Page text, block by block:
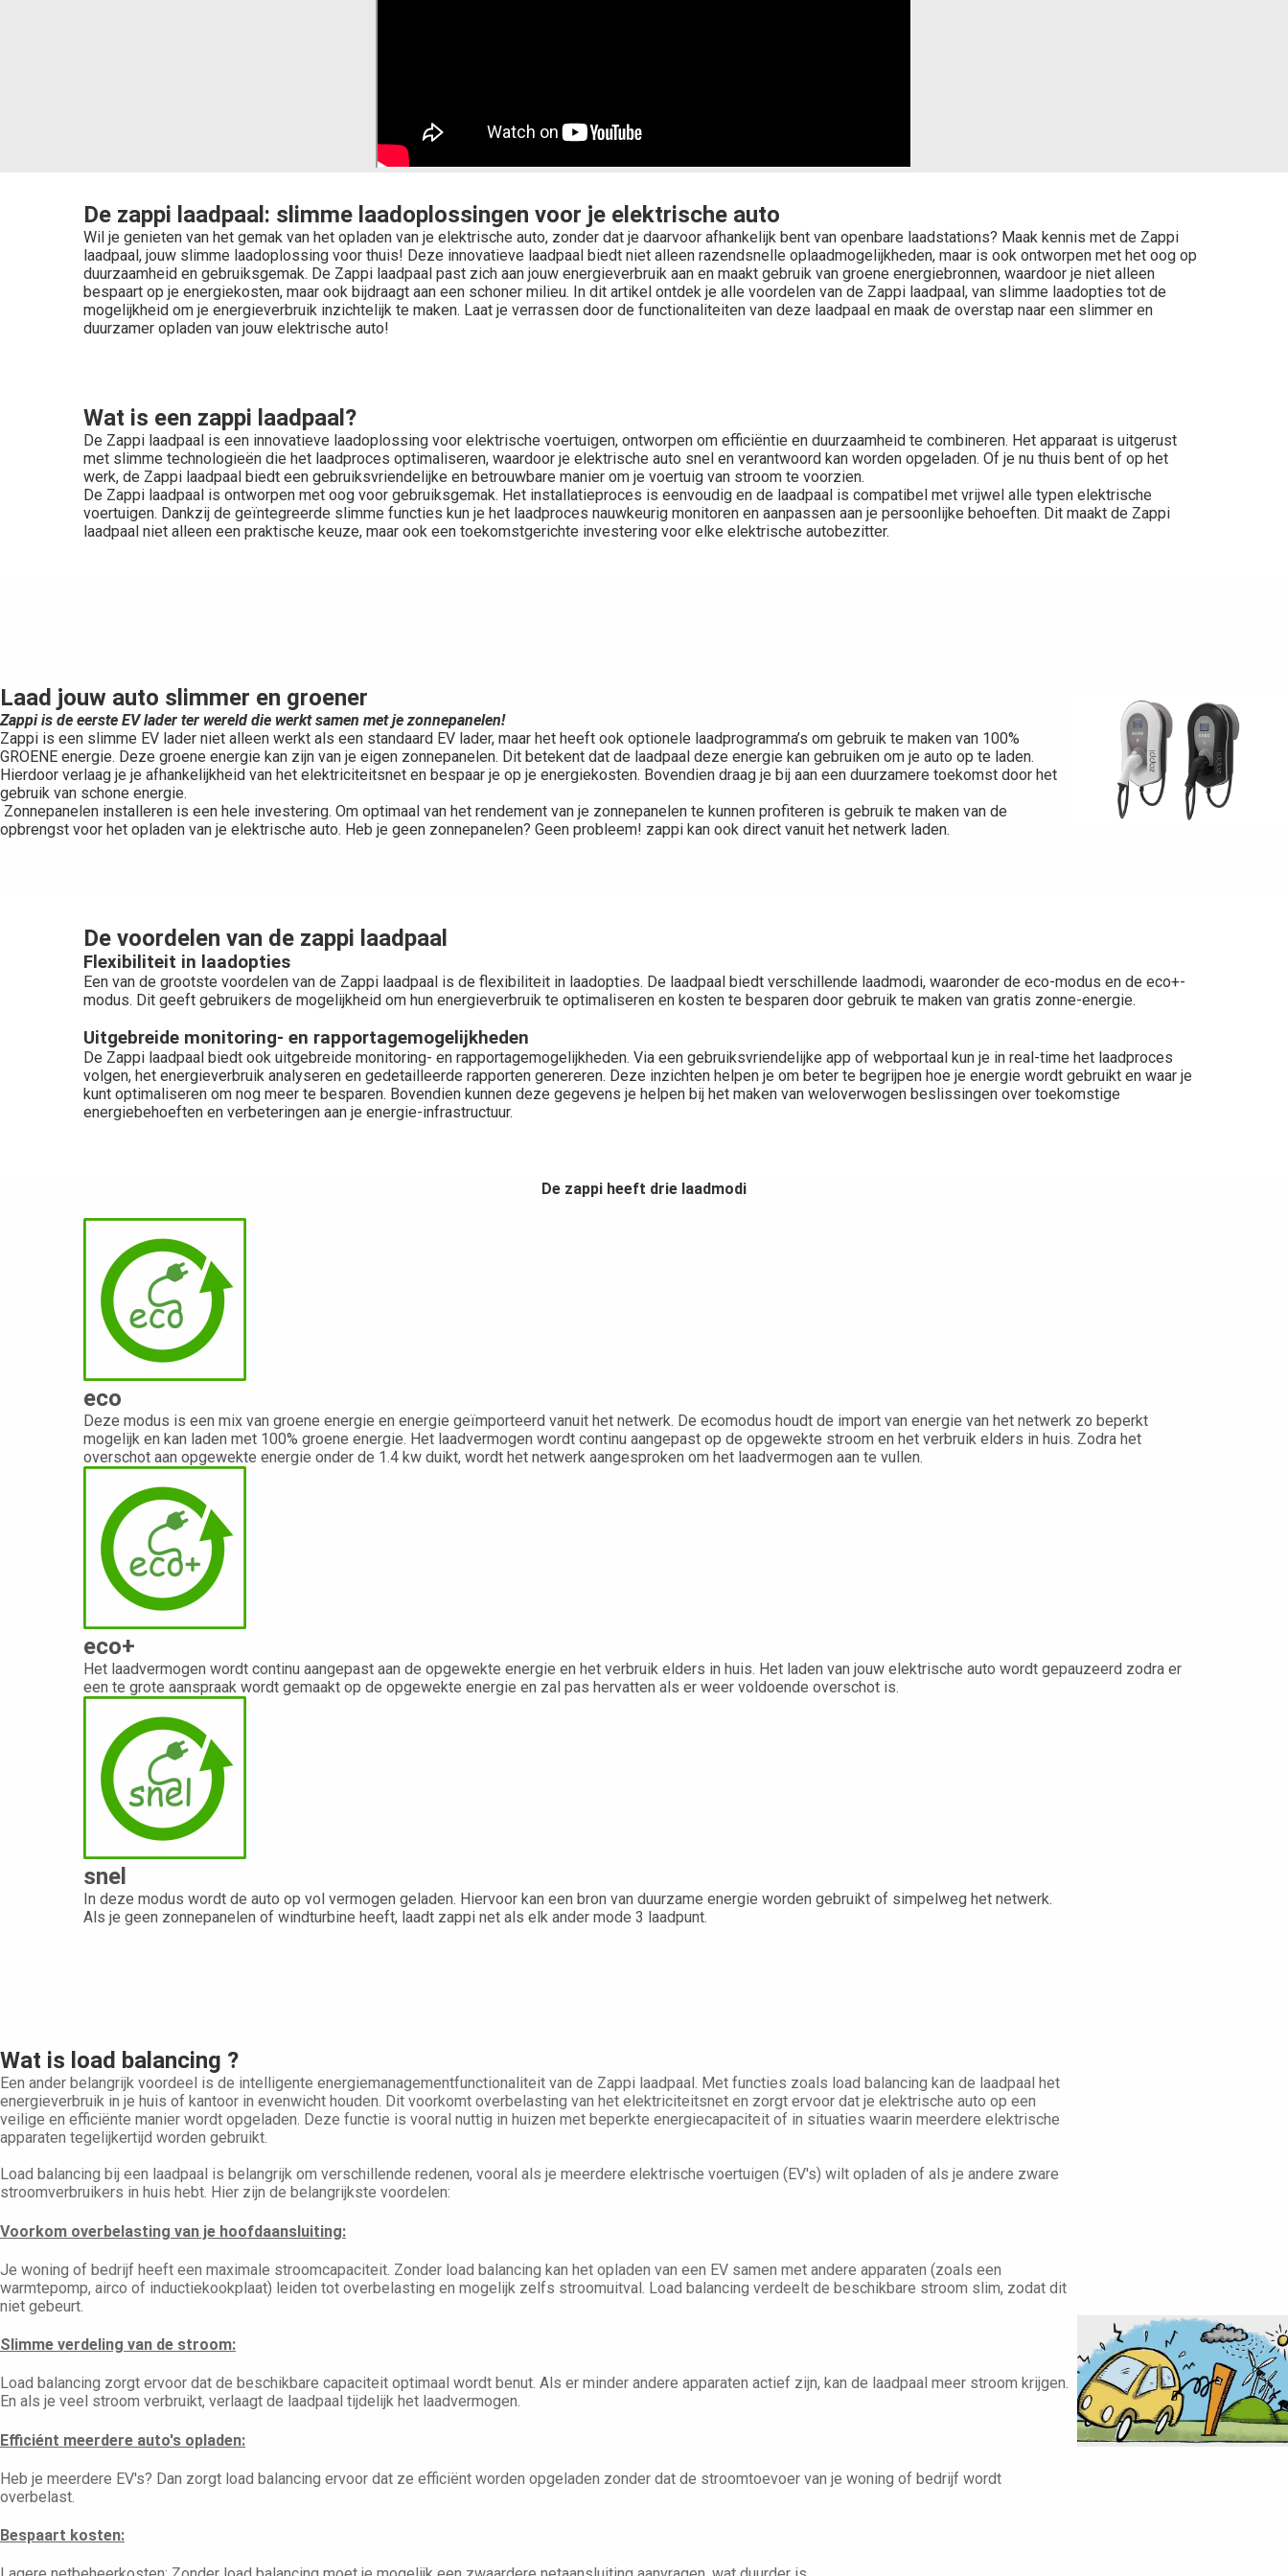
De zappi laadpaal: slimme laadoplossingen voor je elektrische auto
Wil je genieten van het gemak van het opladen van je elektrische auto, zonder dat je daarvoor afhankelijk bent van openbare laadstations? Maak kennis met de Zappi
laadpaal, jouw slimme laadoplossing voor thuis! Deze innovatieve laadpaal biedt niet alleen razendsnelle oplaadmogelijkheden, maar is ook ontworpen met het oog op
duurzaamheid en gebruiksgemak. De Zappi laadpaal past zich aan jouw energieverbruik aan en maakt gebruik van groene energiebronnen, waardoor je niet alleen
bespaart op je energiekosten, maar ook bijdraagt aan een schoner milieu. In dit artikel ontdek je alle voordelen van de Zappi laadpaal, van slimme laadopties tot de
mogelijkheid om je energieverbruik inzichtelijk te maken. Laat je verrassen door de functionaliteiten van deze laadpaal en maak de overstap naar een slimmer en
duurzamer opladen van jouw elektrische auto!
Wat is een zappi laadpaal?
De Zappi laadpaal is een innovatieve laadoplossing voor elektrische voertuigen, ontworpen om efficiëntie en duurzaamheid te combineren. Het apparaat is uitgerust
met slimme technologieën die het laadproces optimaliseren, waardoor je elektrische auto snel en verantwoord kan worden opgeladen. Of je nu thuis bent of op het
werk, de Zappi laadpaal biedt een gebruiksvriendelijke en betrouwbare manier om je voertuig van stroom te voorzien.
De Zappi laadpaal is ontworpen met oog voor gebruiksgemak. Het installatieproces is eenvoudig en de laadpaal is compatibel met vrijwel alle typen elektrische
voertuigen. Dankzij de geïntegreerde slimme functies kun je het laadproces nauwkeurig monitoren en aanpassen aan je persoonlijke behoeften. Dit maakt de Zappi
laadpaal niet alleen een praktische keuze, maar ook een toekomstgerichte investering voor elke elektrische autobezitter.
Laad jouw auto slimmer en groener
Zappi is de eerste EV lader ter wereld die werkt samen met je zonnepanelen!
Zappi is een slimme EV lader niet alleen werkt als een standaard EV lader, maar het heeft ook optionele laadprogramma’s om gebruik te maken van 100%
GROENE energie. Deze groene energie kan zijn van je eigen zonnepanelen. Dit betekent dat de laadpaal deze energie kan gebruiken om je auto op te laden.
Hierdoor verlaag je je afhankelijkheid van het elektriciteitsnet en bespaar je op je energiekosten. Bovendien draag je bij aan een duurzamere toekomst door het
gebruik van schone energie.
Zonnepanelen installeren is een hele investering. Om optimaal van het rendement van je zonnepanelen te kunnen profiteren is gebruik te maken van de
opbrengst voor het opladen van je elektrische auto. Heb je geen zonnepanelen? Geen probleem! zappi kan ook direct vanuit het netwerk laden.
De voordelen van de zappi laadpaal
Flexibiliteit in laadopties
Een van de grootste voordelen van de Zappi laadpaal is de flexibiliteit in laadopties. De laadpaal biedt verschillende laadmodi, waaronder de eco-modus en de eco+-
modus. Dit geeft gebruikers de mogelijkheid om hun energieverbruik te optimaliseren en kosten te besparen door gebruik te maken van gratis zonne-energie.
Uitgebreide monitoring- en rapportagemogelijkheden
De Zappi laadpaal biedt ook uitgebreide monitoring- en rapportagemogelijkheden. Via een gebruiksvriendelijke app of webportaal kun je in real-time het laadproces
volgen, het energieverbruik analyseren en gedetailleerde rapporten genereren. Deze inzichten helpen je om beter te begrijpen hoe je energie wordt gebruikt en waar je
kunt optimaliseren om nog meer te besparen. Bovendien kunnen deze gegevens je helpen bij het maken van weloverwogen beslissingen over toekomstige
energiebehoeften en verbeteringen aan je energie-infrastructuur.
De zappi heeft drie laadmodi
eco
Deze modus is een mix van groene energie en energie geïmporteerd vanuit het netwerk. De ecomodus houdt de import van energie van het netwerk zo beperkt
mogelijk en kan laden met 100% groene energie. Het laadvermogen wordt continu aangepast op de opgewekte stroom en het verbruik elders in huis. Zodra het
overschot aan opgewekte energie onder de 1.4 kw duikt, wordt het netwerk aangesproken om het laadvermogen aan te vullen.
eco+
Het laadvermogen wordt continu aangepast aan de opgewekte energie en het verbruik elders in huis. Het laden van jouw elektrische auto wordt gepauzeerd zodra er
een te grote aanspraak wordt gemaakt op de opgewekte energie en zal pas hervatten als er weer voldoende overschot is.
snel
In deze modus wordt de auto op vol vermogen geladen. Hiervoor kan een bron van duurzame energie worden gebruikt of simpelweg het netwerk.
Als je geen zonnepanelen of windturbine heeft, laadt zappi net als elk ander mode 3 laadpunt.
Wat is load balancing ?
Een ander belangrijk voordeel is de intelligente energiemanagementfunctionaliteit van de Zappi laadpaal. Met functies zoals load balancing kan de laadpaal het
energieverbruik in je huis of kantoor in evenwicht houden. Dit voorkomt overbelasting van het elektriciteitsnet en zorgt ervoor dat je elektrische auto op een
veilige en efficiënte manier wordt opgeladen. Deze functie is vooral nuttig in huizen met beperkte energiecapaciteit of in situaties waarin meerdere elektrische
apparaten tegelijkertijd worden gebruikt.
Load balancing bij een laadpaal is belangrijk om verschillende redenen, vooral als je meerdere elektrische voertuigen (EV's) wilt opladen of als je andere zware
stroomverbruikers in huis hebt. Hier zijn de belangrijkste voordelen:
Voorkom overbelasting van je hoofdaansluiting:
Je woning of bedrijf heeft een maximale stroomcapaciteit. Zonder load balancing kan het opladen van een EV samen met andere apparaten (zoals een
warmtepomp, airco of inductiekookplaat) leiden tot overbelasting en mogelijk zelfs stroomuitval. Load balancing verdeelt de beschikbare stroom slim, zodat dit
niet gebeurt.
Slimme verdeling van de stroom:
Load balancing zorgt ervoor dat de beschikbare capaciteit optimaal wordt benut. Als er minder andere apparaten actief zijn, kan de laadpaal meer stroom krijgen.
En als je veel stroom verbruikt, verlaagt de laadpaal tijdelijk het laadvermogen.
Efficiént meerdere auto's opladen:
Heb je meerdere EV's? Dan zorgt load balancing ervoor dat ze efficiënt worden opgeladen zonder dat de stroomtoevoer van je woning of bedrijf wordt
overbelast.
Bespaart kosten: